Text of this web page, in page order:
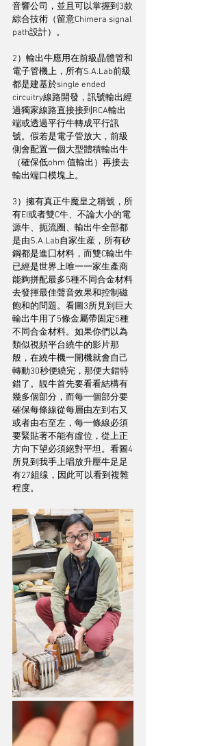
音響公司，並且可以掌握到3款
綜合技術（留意Chimera signal
path設計）。
2）輸出牛應用在前級晶體管和
電子管機上，所有S.A.Lab前級
都是建基於single ended
circuitry線路開發，訊號輸出經
過獨家線路直接接到RCA輸出
端或透過平行牛轉成平行訊
號。假若是電子管放大，前級
側會配置一個大型體積輸出牛
（確保低ohm 值輸出）再接去
輸出端口模塊上。
3）擁有真正牛魔皇之稱號，所
有EI或者雙C牛、不論大小的電
源牛、扼流圈、輸出牛全部都
是由S.A.Lab自家生産，所有矽
鋼都是進囗材料，而雙C輸出牛
已經是世界上唯一一家生產商
能夠拼配最多5種不同合金材料
去發揮最佳聲音效果和控制磁
飽和的問題。看圖3所見到巨大
輸出牛用了5條金屬帶固定5種
不同合金材料。如果你們以為
類似視頻平台繞牛的影片那
般，在繞牛機一開機就會自己
轉動30秒便繞完，那便大錯特
錯了。靚牛首先要看看結構有
幾多個部分，而每一個部分要
確保每條線從每層由左到右又
或者由右至左，每一條線必須
要緊貼著不能有虛位，從上正
方向下望必須絕對平坦。看圖4
所見到我手上唱放升壓牛足足
有27組缐，因此可以看到複雜
程度。